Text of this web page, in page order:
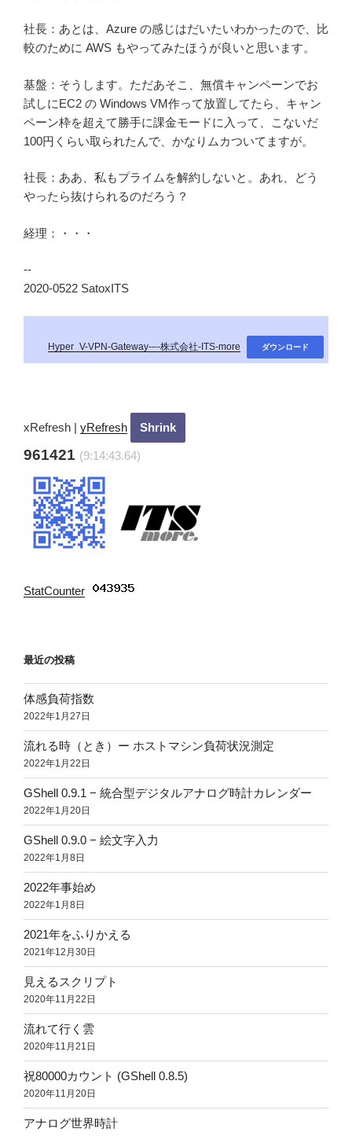
社長：あとは、Azure の感じはだいたいわかったので、比
較のために AWS もやってみたほうが良いと思います。
基盤：そうします。ただあそこ、無償キャンペーンでお
試しにEC2 の Windows VM作って放置してたら、キャン
ペーン枠を超えて勝手に課金モードに入って、こないだ
100円くらい取られたんで、かなりムカついてますが。
社長：ああ、私もプライムを解約しないと。あれ、どう
やったら抜けられるのだろう？
経理：・・・
--
2020-0522 SatoxITS
Hyper_V-VPN-Gateway-–-株式会社-ITS-more ダウンロード
xRefresh | yRefresh
961421 (9:14:44.63)
StatCounter
最近の投稿
体感負荷指数
2022年1月27日
流れる時（とき）ー ホストマシン負荷状況測定
2022年1月22日
GShell 0.9.1 − 統合型デジタルアナログ時計カレンダー
2022年1月20日
GShell 0.9.0 − 絵文字入力
2022年1月8日
2022年事始め
2022年1月8日
2021年をふりかえる
2021年12月30日
見えるスクリプト
2020年11月22日
流れて行く雲
2020年11月21日
祝80000カウント (GShell 0.8.5)
2020年11月20日
アナログ世界時計